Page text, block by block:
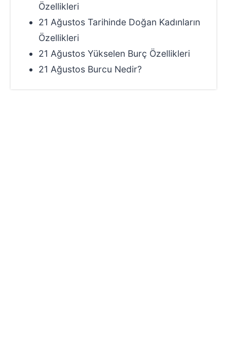
Özellikleri
21 Ağustos Tarihinde Doğan Kadınların
Özellikleri
21 Ağustos Yükselen Burç Özellikleri
21 Ağustos Burcu Nedir?